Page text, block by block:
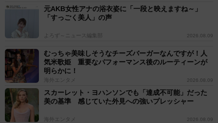
元AKB女性アナの浴衣姿に「一段と映えますね～」
「すっごく美人」の声
よろず～ニュース編集部 2026.08.09
むっちゃ美味しそうなチーズバーガーなんですが！人
気米歌姫 重要なパフォーマンス後のルーティーンが
明らかに！
海外エンタメ 2026.08.09
スカーレット・ヨハンソンでも「達成不可能」だった
美の基準 感じていた外見への強いプレッシャー
海外エンタメ 2026.08.09